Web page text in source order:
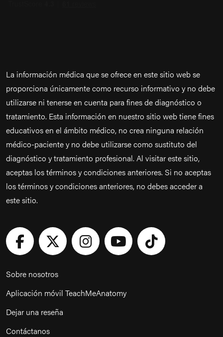
La información médica que se ofrece en este sitio web se
proporciona únicamente como recurso informativo y no debe
utilizarse ni tenerse en cuenta para fines de diagnóstico o
tratamiento. Esta información en nuestro sitio web tiene fines
educativos en el ámbito médico, no crea ninguna relación
médico-paciente y no debe utilizarse como sustituto del
diagnóstico y tratamiento profesional. Al visitar este sitio,
aceptas los términos y condiciones anteriores. Si no aceptas
los términos y condiciones anteriores, no debes acceder a
este sitio.
Sobre nosotros
Aplicación móvil TeachMeAnatomy
Dejar una reseña
Contáctanos